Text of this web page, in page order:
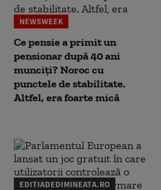
NEWSWEEK
Ce pensie a primit un
pensionar după 40 ani
munciți? Noroc cu
punctele de stabilitate.
Altfel, era foarte mică
EDITIADEDIMINEATA.RO